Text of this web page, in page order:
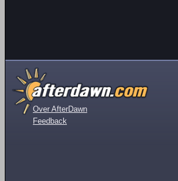
Over AfterDawn
Feedback